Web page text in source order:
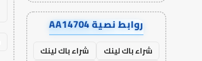
روابط نصية AA14704
شراء باك لينك
شراء باك لينك